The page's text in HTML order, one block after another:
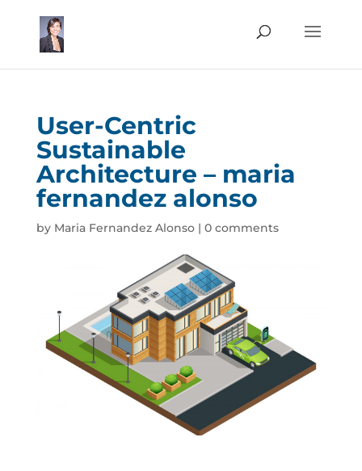
User-Centric
Sustainable
Architecture – maria
fernandez alonso
by Maria Fernandez Alonso| 0 comments